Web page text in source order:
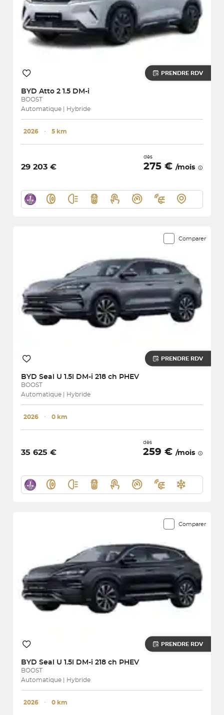
PRENDRE RDV
BYD Atto 2 1.5 DM-i
BOOST
Automatique | Hybride
2026 ･ 5 km
29 203 €
dès
275 € /mois
Comparer
PRENDRE RDV
BYD Seal U 1.5l DM-i 218 ch PHEV
BOOST
Automatique | Hybride
2026 ･ 0 km
35 625 €
dès
259 € /mois
Comparer
PRENDRE RDV
BYD Seal U 1.5l DM-i 218 ch PHEV
BOOST
Automatique | Hybride
2026 ･ 0 km